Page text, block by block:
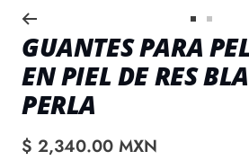
a
slide
a
slide
GUANTES PARA
EN PIEL DE RES
PERLA
Precio
$ 2,340.00 MXN